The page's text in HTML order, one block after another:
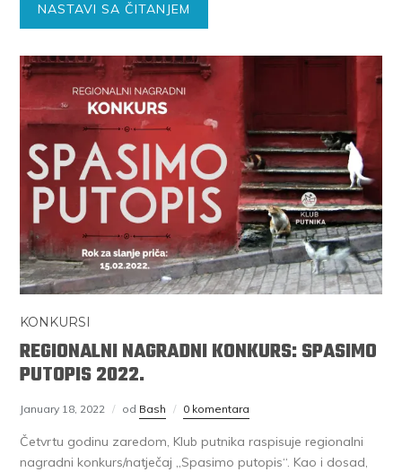
NASTAVI SA ČITANJEM
KONKURSI
REGIONALNI NAGRADNI KONKURS: SPASIMO
PUTOPIS 2022.
January 18, 2022 od Bash 0 komentara
Četvrtu godinu zaredom, Klub putnika raspisuje regionalni
nagradni konkurs/natječaj „Spasimo putopis“. Kao i dosad,